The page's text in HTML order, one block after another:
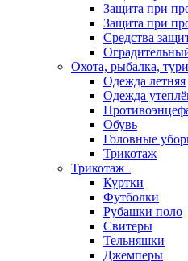
Защита при
Защита при
Средства
Охота, рыбалка,
Одежда летняя
Одежда
Обувь
Головные
Трикотаж
Трикотаж
Куртки
Футболки
Рубашки поло
Свитеры
Тельняшки
Джемперы